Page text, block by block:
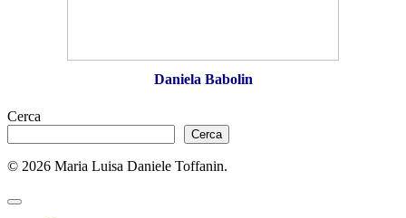
Daniela Babolin
Cerca
Cerca
© 2026 Maria Luisa Daniele Toffanin.